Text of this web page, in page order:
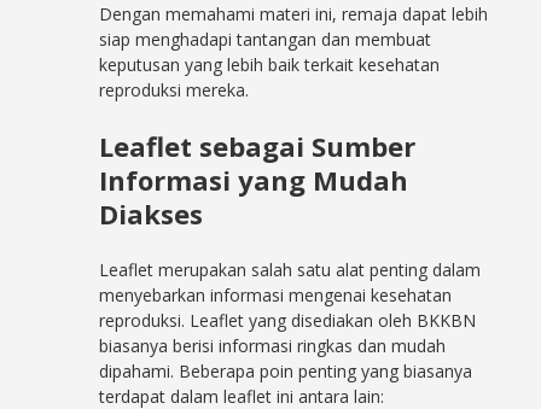
Dengan memahami materi ini, remaja dapat lebih
siap menghadapi tantangan dan membuat
keputusan yang lebih baik terkait kesehatan
reproduksi mereka.
Leaflet sebagai Sumber
Informasi yang Mudah
Diakses
Leaflet merupakan salah satu alat penting dalam
menyebarkan informasi mengenai kesehatan
reproduksi. Leaflet yang disediakan oleh BKKBN
biasanya berisi informasi ringkas dan mudah
dipahami. Beberapa poin penting yang biasanya
terdapat dalam leaflet ini antara lain: